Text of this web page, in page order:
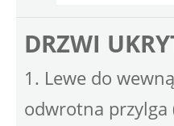
DRZWI
1. Lewe do
odwrotna przylga